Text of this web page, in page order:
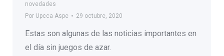
novedades
Por Upcca Aspe 29 octubre, 2020
Estas son algunas de las noticias importantes en
el día sin juegos de azar.